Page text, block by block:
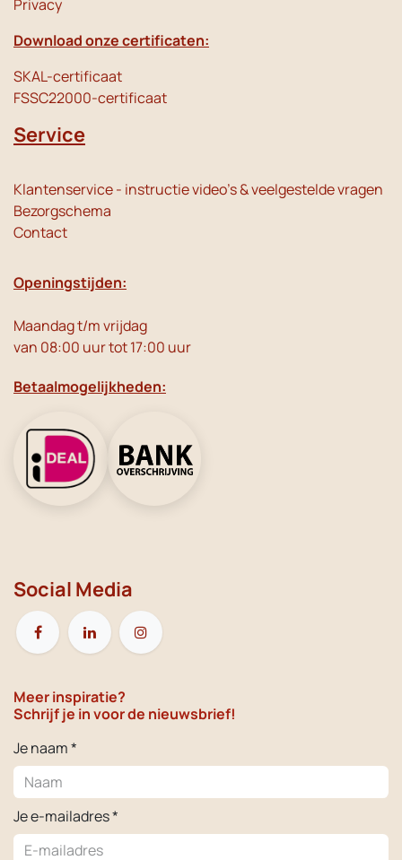
Privacy
Download onze certificaten:
SKAL-certificaat
FSSC22000-certificaat
Service
Klantenservice - instructie video's & veelgestelde vragen
Bezorgschema
Contact
Openingstijden:
Maandag t/m vrijdag
van 08:00 uur tot 17:00 uur
Betaalmogelijkheden:
Social Media
Meer inspiratie?
Schrijf je in voor de nieuwsbrief!
Je naam *
Je e-mailadres *